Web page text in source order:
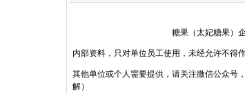
糖果（太妃糖果）
内部资料，只对单位员工使用，未经允许不得
其他单位或个人需要提供，请关注微信公众号
解）